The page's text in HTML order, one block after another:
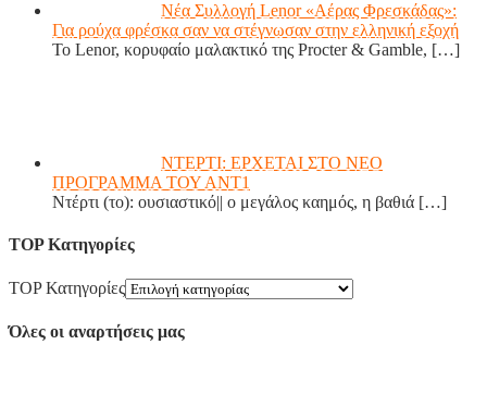
Νέα Συλλογή Lenor «Αέρας Φρεσκάδας»:
Για ρούχα φρέσκα σαν να στέγνωσαν στην ελληνική εξοχή
Το Lenor, κορυφαίο μαλακτικό της Procter & Gamble, […]
ΝΤΕΡΤΙ: ΕΡΧΕΤΑΙ ΣΤΟ ΝΕΟ
ΠΡΟΓΡΑΜΜΑ ΤΟΥ ΑΝΤ1
Ντέρτι (το): ουσιαστικό|| ο μεγάλος καημός, η βαθιά […]
TOP Κατηγορίες
TOP Κατηγορίες
Όλες οι αναρτήσεις μας